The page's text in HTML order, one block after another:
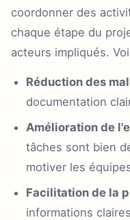
coordonner des
chaque étape du
acteurs impliqués.
Réduction des
documentation
Amélioration de
tâches sont bien
motiver les
Facilitation de la
informations